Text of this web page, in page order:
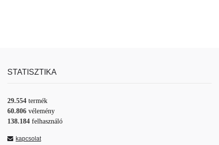
STATISZTIKA
29.554 termék
60.806 vélemény
138.184 felhasználó
kapcsolat